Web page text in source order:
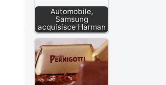
Automobile,
Samsung
acquisisce Harman